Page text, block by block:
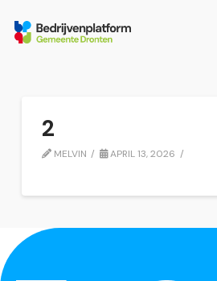
2
MELVIN APRIL 13, 2026